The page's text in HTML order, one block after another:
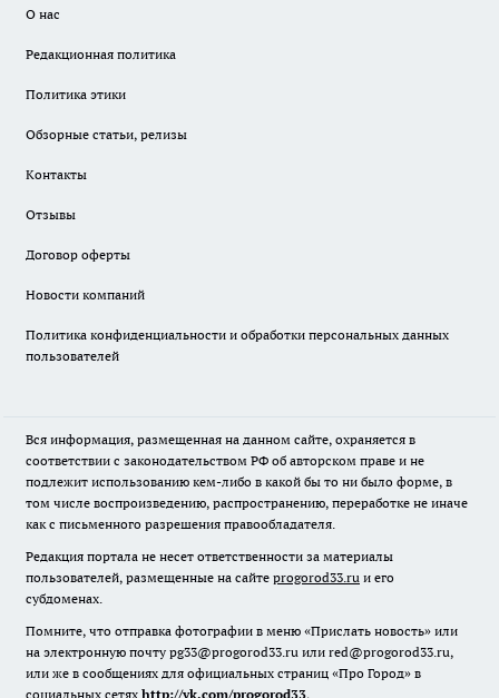
О нас
Редакционная политика
Политика этики
Обзорные статьи, релизы
Контакты
Отзывы
Договор оферты
Новости компаний
Политика конфиденциальности и обработки персональных данных
пользователей
Вся информация, размещенная на данном сайте, охраняется в
соответствии с законодательством РФ об авторском праве и не
подлежит использованию кем-либо в какой бы то ни было форме, в
том числе воспроизведению, распространению, переработке не иначе
как с письменного разрешения правообладателя.
Редакция портала не несет ответственности за материалы
пользователей, размещенные на сайте progorod33.ru и его
субдоменах.
Помните, что отправка фотографии в меню «Прислать новость» или
на электронную почту pg33@progorod33.ru или red@progorod33.ru,
или же в сообщениях для официальных страниц «Про Город» в
социальных сетях http://vk.com/progorod33,